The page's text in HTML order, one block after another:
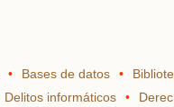
Bases de datos
Delitos informáticos